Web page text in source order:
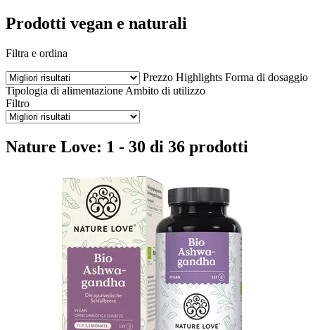
Prodotti vegan e naturali
Filtra e ordina
Prezzo Highlights Forma di dosaggio
Tipologia di alimentazione Ambito di utilizzo
Filtro
Nature Love: 1 - 30 di 36 prodotti